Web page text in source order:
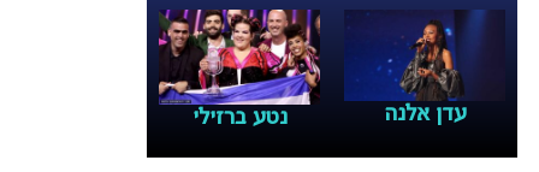
עדן אלנה נטע ברזילי